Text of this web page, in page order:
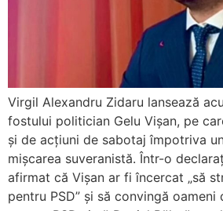
Virgil Alexandru Zidaru lansează
fostului politician Gelu Vișan, pe
și de acțiuni de sabotaj împotriva
mișcarea suveranistă. Într-o
afirmat că Vișan ar fi încercat „să
pentru PSD” și să convingă oameni